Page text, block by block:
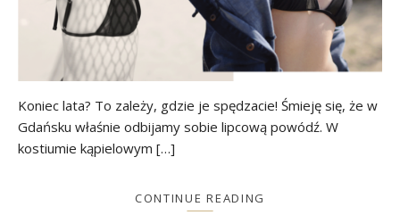
Koniec lata? To zależy, gdzie je spędzacie! Śmieję się, że w
Gdańsku właśnie odbijamy sobie lipcową powódź. W
kostiumie kąpielowym […]
CONTINUE READING